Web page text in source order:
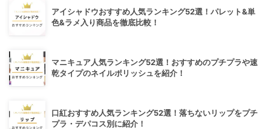
アイシャドウおすすめ人気ランキング52選！パレット&単
色&ラメ入り商品を徹底比較！
マニキュア人気ランキング52選！おすすめのプチプラや速
乾タイプのネイルポリッシュを紹介！
口紅おすすめ人気ランキング52選！落ちないリップをプチ
プラ・デパコス別に紹介！